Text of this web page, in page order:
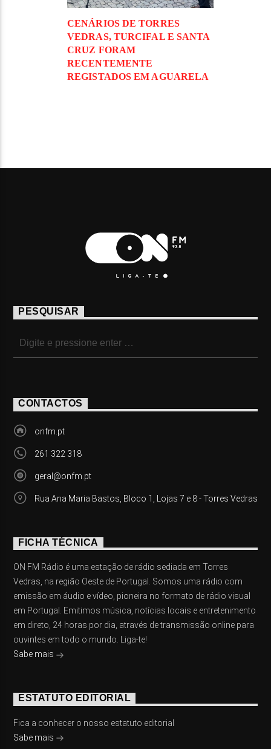
CENÁRIOS DE TORRES
VEDRAS, TURCIFAL E SANTA
CRUZ FORAM
RECENTEMENTE
REGISTADOS EM AGUARELA
PESQUISAR
CONTACTOS
onfm.pt
261 322 318
geral@onfm.pt
Rua Ana Maria Bastos, Bloco 1, Lojas 7 e 8 - Torres Vedras
FICHA TÉCNICA
ON FM Rádio é uma estação de rádio sediada em Torres
Vedras, na região Oeste de Portugal. Somos uma rádio com
emissão em áudio e vídeo, pioneira no formato de rádio visual
em Portugal. Emitimos música, notícias locais e entretenimento
em direto, 24 horas por dia, através de transmissão online para
ouvintes em todo o mundo. Liga-te!
Sabe mais
ESTATUTO EDITORIAL
Fica a conhecer o nosso estatuto editorial
Sabe mais